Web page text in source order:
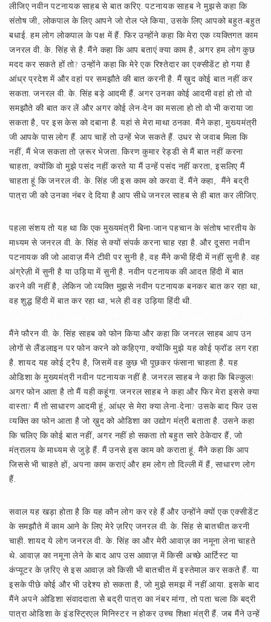
लीजिए नवीन पटनायक साहब से बात करिए. पटनायक साहब ने मुझसे कहा कि
संतोष जी, लोकपाल के लिए आपने जो रोल प्ले किया, उसके लिए आपको बहुत-बहुत
बधाई. हम लोग लोकपाल के पक्ष में हैं. फिर उन्होंने कहा कि मेरा एक व्यक्तिगत काम
जनरल वी. के. सिंह से है. मैंने कहा कि आप बताएं क्या काम है, अगर हम लोग कुछ
मदद कर सकते हों तो? उन्होंने कहा कि मेरे एक रिश्तेदार का एक्सीडेंट हो गया है
आंध्र प्रदेश में और वहां पर समझौते की बात करनी है. मैं ख़ुद कोई बात नहीं कर
सकता. जनरल वी. के. सिंह बड़े आदमी हैं. अगर उनका कोई आदमी वहां हो तो वो
समझौते की बात कर लें और अगर कोई लेन-देन का मसला हो तो वो भी कराया जा
सकता है, पर इस केस को दबाना है. यहां से मेरा माथा ठनका. मैंने कहा, मुख्यमंत्री
जी आपके पास लोग हैं. आप चाहें तो उन्हें भेज सकते हैं. उधर से जवाब मिला कि
नहीं, मैं भेज सकता तो ज़रूर भेजता. किरण कुमार रेड्डी से मैं बात नहीं करना
चाहता, क्योंकि वो मुझे पसंद नहीं करते या मैं उन्हें पसंद नहीं करता, इसलिए मैं
चाहता हूं कि जनरल वी. के. सिंह जी इस काम को करवा दें. मैंने कहा, मैंने बद्री
पात्रा जी को उनका नंबर दे दिया है आप सीधे जनरल साहब से ही बात कर लीजिए.
पहला संशय तो यह था कि एक मुख्यमंत्री बिना-जान पहचान के संतोष भारतीय के
माध्यम से जनरल वी. के. सिंह से क्यों संपर्क करना चाह रहा है. और दूसरा नवीन
पटनायक की जो आवाज़ मैंने टीवी पर सुनी है, वह मैंने कभी हिंदी में नहीं सुनी है. वह
अंग्रेज़ी में सुनी है या उड़िया में सुनी है. नवीन पटनायक की आदत हिंदी में बात
करने की नहीं है, लेकिन जो व्यक्ति मुझसे नवीन पटनायक बनकर बात कर रहा था,
वह शुद्ध हिंदी में बात कर रहा था, भले ही वह उड़िया हिंदी थी.
मैंने फौरन वी. के. सिंह साहब को फोन किया और कहा कि जनरल साहब आप उन
लोगों से लैंडलाइन पर फोन करने को कहिएगा, क्योंकि मुझे यह कोई फ्रॉड लग रहा
है. शायद यह कोई ट्रैप है, जिसमें वह कुछ भी पूछकर फंसाना चाहता है. यह
ओडिशा के मुख्यमंत्री नवीन पटनायक नहीं है. जनरल साहब ने कहा कि बिल्कुल!
अगर फोन आता है तो मैं यही कहूंगा. जनरल साहब ने कहा और फिर मेरा इससे क्या
वास्ता? मैं तो साधारण आदमी हूं, आंध्र से मेरा क्या लेना-देना? उसके बाद फिर उस
व्यक्ति का फोन आता है जो ख़ुद को ओडिशा का उद्योग मंत्री बताता है. उसने कहा
कि चलिए कि कोई बात नहीं, अगर नहीं हो सकता तो बहुत सारे ठेकेदार हैं, जो
मंत्रालय के माध्यम से जुड़े हैं. मैं उनसे इस काम को कराता हूं. मैंने कहा कि आप
जिससे भी चाहते हों, अपना काम कराएं और हम लोग तो दिल्ली में हैं, साधारण लोग
हैं.
सवाल यह खड़ा होता है कि यह कौन लोग कर रहे हैं और उन्होंने क्यों एक एक्सीडेंट
के समझौते में काम आने के लिए मेरे ज़रिए जनरल वी. के. सिंह से बातचीत करनी
चाही. शायद ये लोग जनरल वी. के. सिंह का और मेरी आवाज़ का नमूना लेना चाहते
थे. आवाज़ का नमूना लेने के बाद आप उस आवाज़ में किसी अच्छे आर्टिस्ट या
कंप्यूटर के ज़रिए से इस आवाज़ को किसी भी बातचीत में इस्तेमाल कर सकते हैं. या
इसके पीछे कोई और भी उद्देश्य हो सकता है, जो मुझे समझ में नहीं आया. इसके बाद
मैंने अपने ओडिशा संवाददाता सेे बद्री पात्रा का नंबर मांगा, तो पता चला कि बद्री
पात्रा ओडिशा के इंडस्ट्रिएल मिनिस्टर न होकर उच्च शिक्षा मंत्री हैं. जब मैंने उन्हें